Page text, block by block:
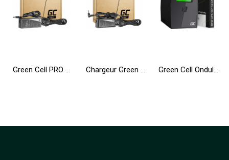
Green Cell PRO Chargeur pour Toshiba Satellite A200 L350 A300 A500 A505 A350D A660 L350 L300D Chargeur Green Cell PRO 19.5V 3.33A 65W pour HP 250 G2 G3 G4 G5 15-R 15-R100NW 15-R101NW 15-R104NW 15-R233NW 15-R253NW Green Cell Onduleur UPS 600VA 360W Alimentation d'énergie Non interruptible avec écran LCD + Nouveau Logiciel